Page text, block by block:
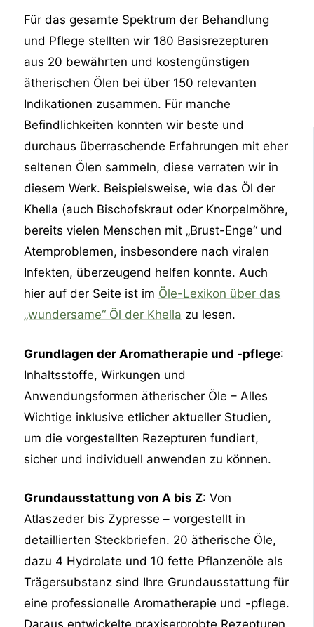
Für das gesamte Spektrum der Behandlung
und Pflege stellten wir 180 Basisrezepturen
aus 20 bewährten und kostengünstigen
ätherischen Ölen bei über 150 relevanten
Indikationen zusammen. Für manche
Befindlichkeiten konnten wir beste und
durchaus überraschende Erfahrungen mit eher
seltenen Ölen sammeln, diese verraten wir in
diesem Werk. Beispielsweise, wie das Öl der
Khella (auch Bischofskraut oder Knorpelmöhre,
bereits vielen Menschen mit „Brust-Enge“ und
Atemproblemen, insbesondere nach viralen
Infekten, überzeugend helfen konnte. Auch
hier auf der Seite ist im Öle-Lexikon über das
„wundersame“ Öl der Khella zu lesen.
Grundlagen der Aromatherapie und -pflege:
Inhaltsstoffe, Wirkungen und
Anwendungsformen ätherischer Öle – Alles
Wichtige inklusive etlicher aktueller Studien,
um die vorgestellten Rezepturen fundiert,
sicher und individuell anwenden zu können.
Grundausstattung von A bis Z: Von
Atlaszeder bis Zypresse – vorgestellt in
detaillierten Steckbriefen. 20 ätherische Öle,
dazu 4 Hydrolate und 10 fette Pflanzenöle als
Trägersubstanz sind Ihre Grundausstattung für
eine professionelle Aromatherapie und -pflege.